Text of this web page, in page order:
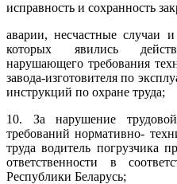
исправность и сохранность
аварии, несчастные случаи
которых явились
нарушающего требования
завода-изготовителя по
инструкций по охране труда;
10. За нарушение
требований нормативно-
труда водитель погрузчика
ответственности в
Республики Беларусь;